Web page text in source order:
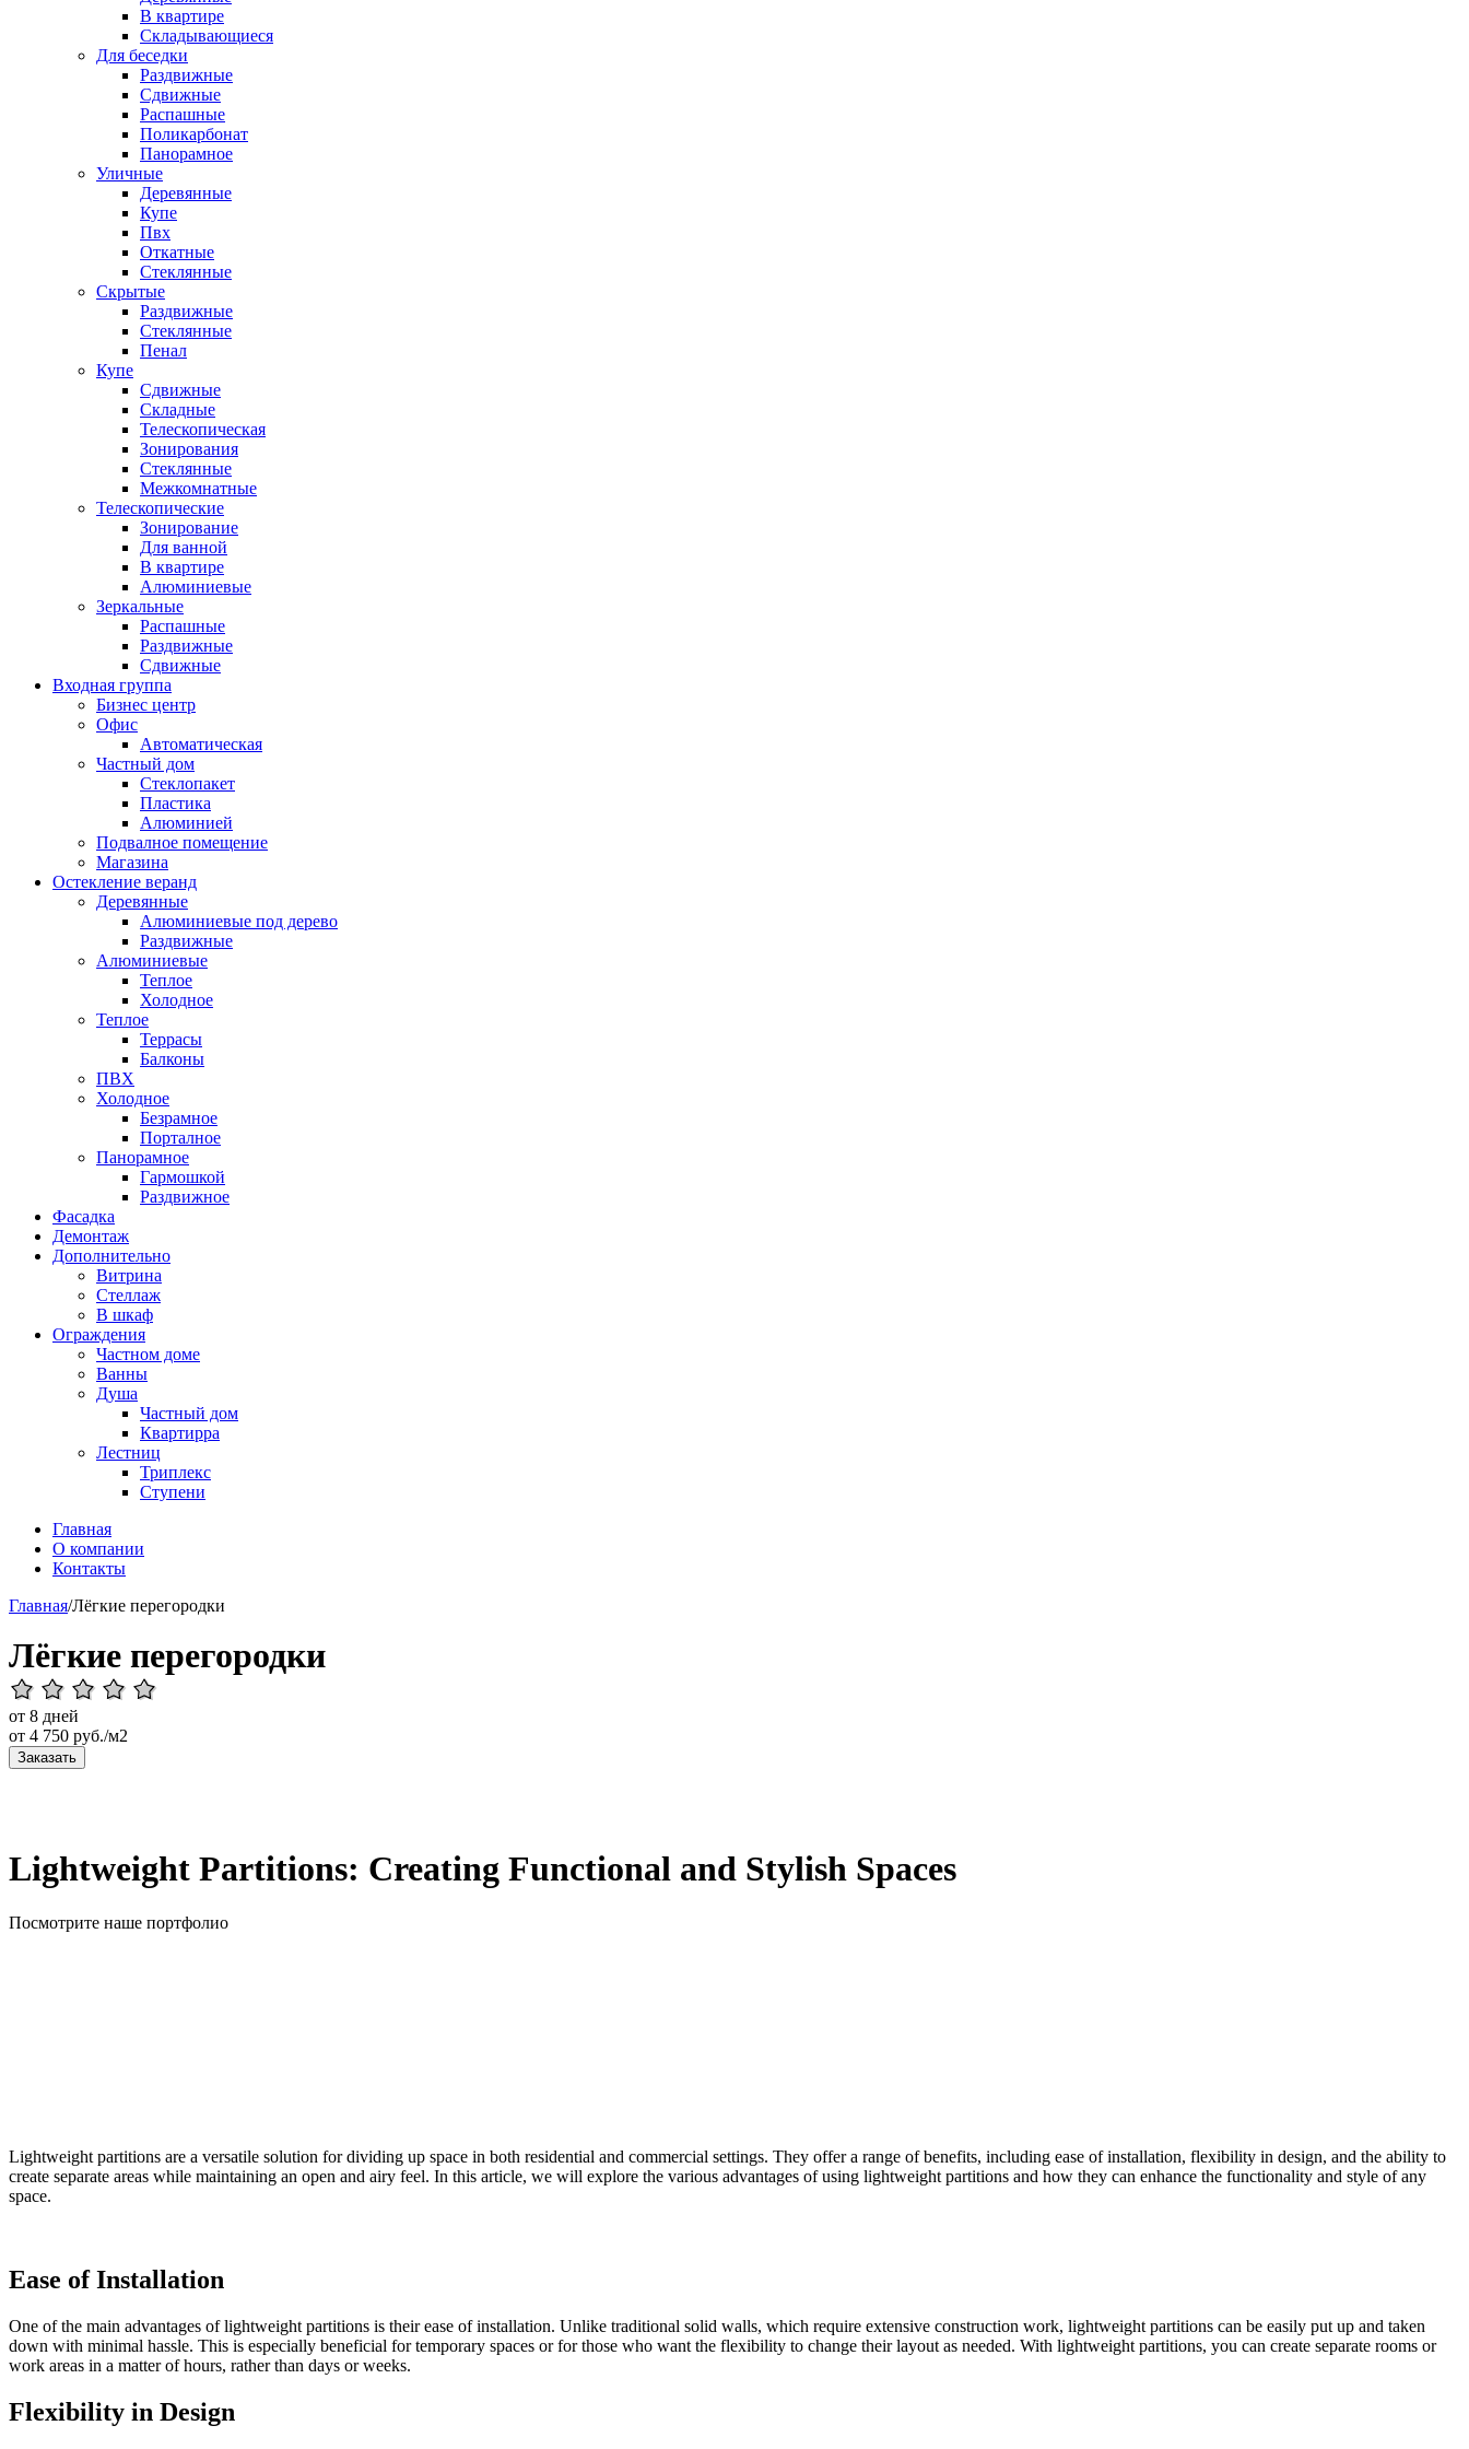
В квартире
Складывающиеся
Для беседки
Раздвижные
Сдвижные
Распашные
Поликарбонат
Панорамное
Уличные
Деревянные
Купе
Пвх
Откатные
Стеклянные
Скрытые
Раздвижные
Стеклянные
Пенал
Купе
Сдвижные
Складные
Телескопическая
Зонирования
Стеклянные
Межкомнатные
Телескопические
Зонирование
Для ванной
В квартире
Алюминиевые
Зеркальные
Распашные
Раздвижные
Сдвижные
Входная группа
Бизнес центр
Офис
Автоматическая
Частный дом
Стеклопакет
Пластика
Алюминией
Подвалное помещение
Магазина
Остекление веранд
Деревянные
Алюминиевые под дерево
Раздвижные
Алюминиевые
Теплое
Холодное
Теплое
Террасы
Балконы
ПВХ
Холодное
Безрамное
Порталное
Панорамное
Гармошкой
Раздвижное
Фасадка
Демонтаж
Дополнительно
Витрина
Стеллаж
В шкаф
Ограждения
Частном доме
Ванны
Душа
Частный дом
Квартирра
Лестниц
Триплекс
Ступени
Главная
О компании
Контакты
Главная/Лёгкие перегородки
Лёгкие перегородки
от 8 дней
от 4 750 руб./м2
Заказать
Lightweight Partitions: Creating Functional and Stylish Spaces
Посмотрите наше портфолио
Lightweight partitions are a versatile solution for dividing up space in both residential and commercial settings. They offer a range of benefits, including ease of installation, flexibility in design, and the ability to
create separate areas while maintaining an open and airy feel. In this article, we will explore the various advantages of using lightweight partitions and how they can enhance the functionality and style of any
space.
Ease of Installation
One of the main advantages of lightweight partitions is their ease of installation. Unlike traditional solid walls, which require extensive construction work, lightweight partitions can be easily put up and taken
down with minimal hassle. This is especially beneficial for temporary spaces or for those who want the flexibility to change their layout as needed. With lightweight partitions, you can create separate rooms or
work areas in a matter of hours, rather than days or weeks.
Flexibility in Design